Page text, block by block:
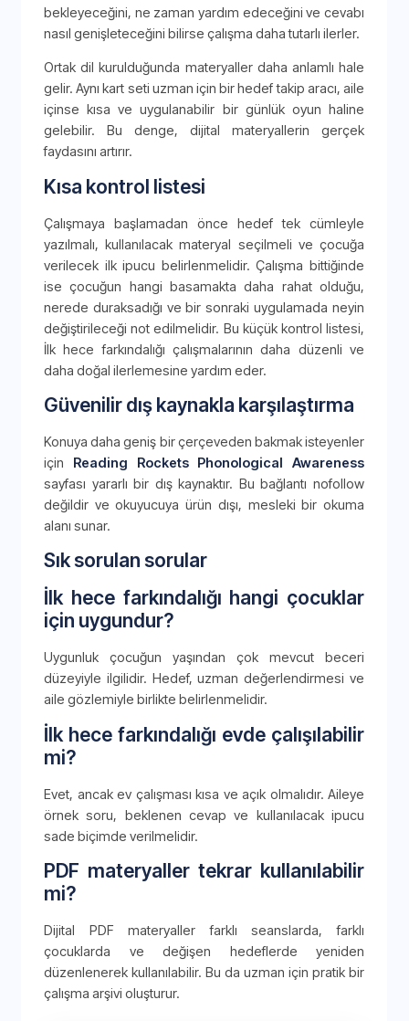
bekleyeceğini, ne zaman yardım edeceğini ve cevabı
nasıl genişleteceğini bilirse çalışma daha tutarlı ilerler.
Ortak dil kurulduğunda materyaller daha anlamlı hale
gelir. Aynı kart seti uzman için bir hedef takip aracı, aile
içinse kısa ve uygulanabilir bir günlük oyun haline
gelebilir. Bu denge, dijital materyallerin gerçek
faydasını artırır.
Kısa kontrol listesi
Çalışmaya başlamadan önce hedef tek cümleyle
yazılmalı, kullanılacak materyal seçilmeli ve çocuğa
verilecek ilk ipucu belirlenmelidir. Çalışma bittiğinde
ise çocuğun hangi basamakta daha rahat olduğu,
nerede duraksadığı ve bir sonraki uygulamada neyin
değiştirileceği not edilmelidir. Bu küçük kontrol listesi,
İlk hece farkındalığı çalışmalarının daha düzenli ve
daha doğal ilerlemesine yardım eder.
Güvenilir dış kaynakla karşılaştırma
Konuya daha geniş bir çerçeveden bakmak isteyenler
için Reading Rockets Phonological Awareness
sayfası yararlı bir dış kaynaktır. Bu bağlantı nofollow
değildir ve okuyucuya ürün dışı, mesleki bir okuma
alanı sunar.
Sık sorulan sorular
İlk hece farkındalığı hangi çocuklar
için uygundur?
Uygunluk çocuğun yaşından çok mevcut beceri
düzeyiyle ilgilidir. Hedef, uzman değerlendirmesi ve
aile gözlemiyle birlikte belirlenmelidir.
İlk hece farkındalığı evde çalışılabilir
mi?
Evet, ancak ev çalışması kısa ve açık olmalıdır. Aileye
örnek soru, beklenen cevap ve kullanılacak ipucu
sade biçimde verilmelidir.
PDF materyaller tekrar kullanılabilir
mi?
Dijital PDF materyaller farklı seanslarda, farklı
çocuklarda ve değişen hedeflerde yeniden
düzenlenerek kullanılabilir. Bu da uzman için pratik bir
çalışma arşivi oluşturur.